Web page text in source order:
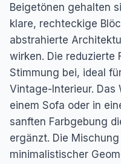
Beigetönen gehalten
klare, rechteckige
abstrahierte
wirken. Die reduzierte
Stimmung bei, ideal
Vintage-Interieur.
einem Sofa oder in
sanften Farbgebung
ergänzt. Die
minimalistischer